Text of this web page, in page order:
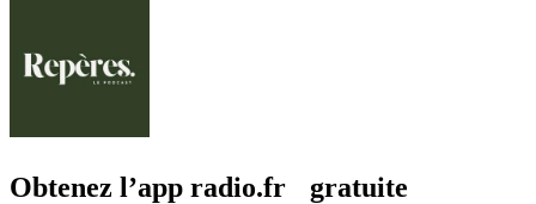
Obtenez l’app radio.fr gratuite